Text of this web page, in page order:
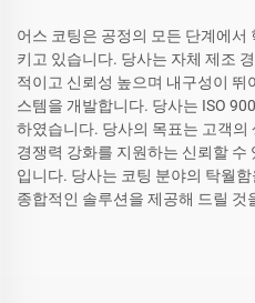
어스 코팅은 공정의 모든 단계에서
키고 있습니다. 당사는 자체 제조
적이고 신뢰성 높으며 내구성이 뛰
스템을 개발합니다. 당사는 ISO
하였습니다. 당사의 목표는 고객의
경쟁력 강화를 지원하는 신뢰할 수
입니다. 당사는 코팅 분야의 탁월
종합적인 솔루션을 제공해 드릴 것